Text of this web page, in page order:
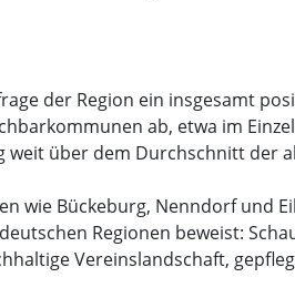
der Region ein insgesamt
ab, etwa im
über dem Durchschnitt der
wie Bückeburg, Nenndorf und
Regionen beweist:
Vereinslandschaft,